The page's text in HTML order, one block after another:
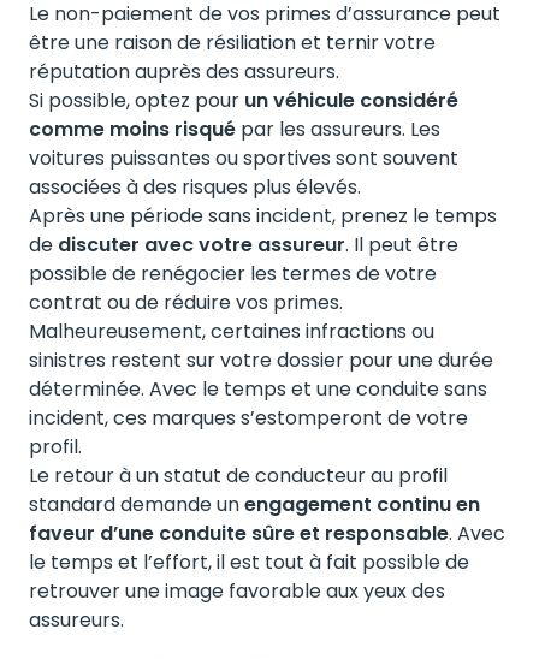
Le non-paiement de vos primes d’assurance peut
être une raison de résiliation et ternir votre
réputation auprès des assureurs.
Si possible, optez pour un véhicule considéré
comme moins risqué par les assureurs. Les
voitures puissantes ou sportives sont souvent
associées à des risques plus élevés.
Après une période sans incident, prenez le temps
de discuter avec votre assureur. Il peut être
possible de renégocier les termes de votre
contrat ou de réduire vos primes.
Malheureusement, certaines infractions ou
sinistres restent sur votre dossier pour une durée
déterminée. Avec le temps et une conduite sans
incident, ces marques s’estomperont de votre
profil.
Le retour à un statut de conducteur au profil
standard demande unengagement continu en
faveur d’une conduite sûre et responsable. Avec
le temps et l’effort, il est tout à fait possible de
retrouver une image favorable aux yeux des
assureurs.